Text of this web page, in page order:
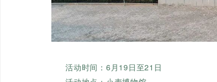
活动时间：6月19日至21日